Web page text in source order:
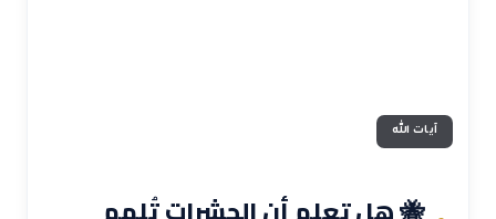
آيات الله